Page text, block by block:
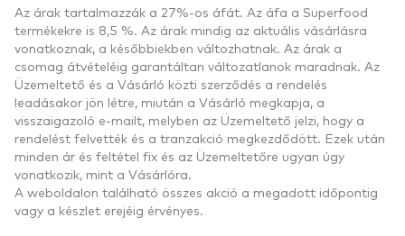
Az árak tartalmazzák a 27%-os áfát. Az áfa a Superfood
termékekre is 8,5 %. Az árak mindig az aktuális vásárlásra
vonatkoznak, a későbbiekben változhatnak. Az árak a
csomag átvételéig garantáltan változatlanok maradnak. Az
Üzemeltető és a Vásárló közti szerződés a rendelés
leadásakor jön létre, miután a Vásárló megkapja, a
visszaigazoló e-mailt, melyben az Üzemeltető jelzi, hogy a
rendelést felvették és a tranzakció megkezdődött. Ezek után
minden ár és feltétel fix és az Üzemeltetőre ugyan úgy
vonatkozik, mint a Vásárlóra.
A weboldalon található összes akció a megadott időpontig
vagy a készlet erejéig érvényes.